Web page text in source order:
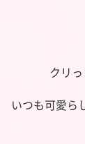
クリ
いつも可愛ら